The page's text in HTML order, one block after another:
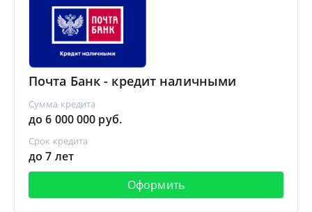
Почта Банк - кредит наличными
Сумма кредита
до 6 000 000 руб.
Срок кредита
до 7 лет
Оформить